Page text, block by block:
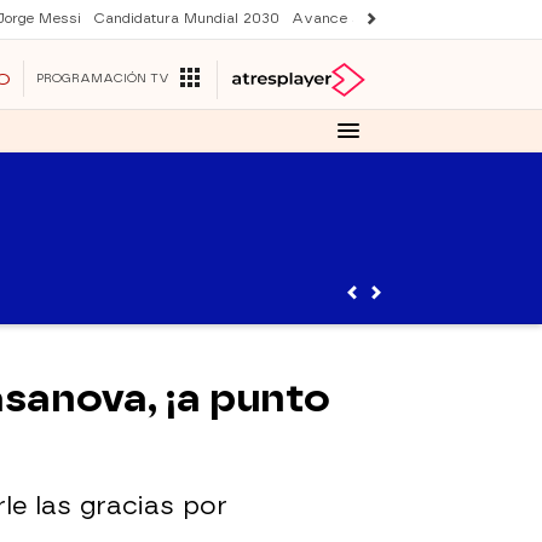
Messi Candidatura Mundial 2030 Avance Sueños de libertad
PROGRAMACIÓN TV
¡a punto
las gracias por